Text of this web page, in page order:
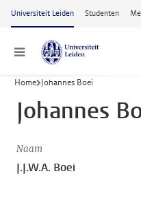
Ga naar hoofdinhoud
Universiteit Leiden Studenten
Menu
Home Johannes Boei
Johannes
Naam
J.J.W.A. Boei